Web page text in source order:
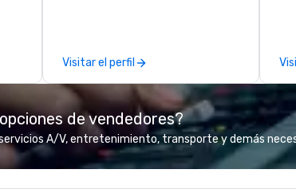
Visitar el perfil
de vendedores?
A/V, entretenimiento, transporte y demás